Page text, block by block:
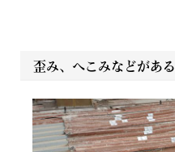
歪み、へこみなどがある